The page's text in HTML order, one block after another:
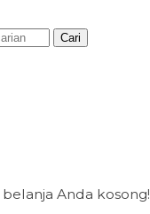
Cari
Anda kosong!